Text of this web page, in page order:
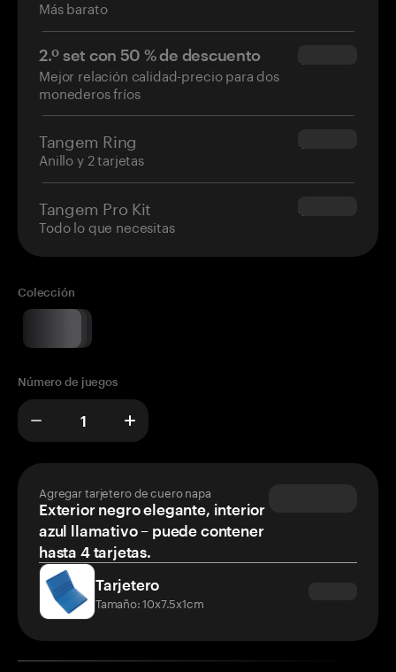
Más barato
2.º set con 50 % de descuento
Mejor relación calidad-precio para dos
monederos fríos
$34.95
Tangem Ring
Anillo y 2 tarjetas
$160.00
Tangem Pro Kit
Todo lo que necesitas
$180.00
Colección
Número de juegos
Agregar tarjetero de cuero napa
Exterior negro elegante, interior
azul llamativo – puede contener
hasta 4 tarjetas.
Tarjetero
Tamaño: 10x7.5x1cm